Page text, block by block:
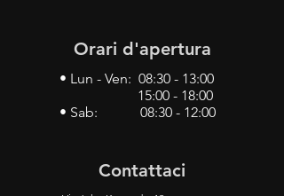
Orari d'apertura
• Lun - Ven: 08:30 - 13:00
15:00 - 18:00
• Sab: 08:30 - 12:00
Contattaci